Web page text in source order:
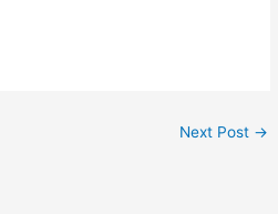
Next Post →